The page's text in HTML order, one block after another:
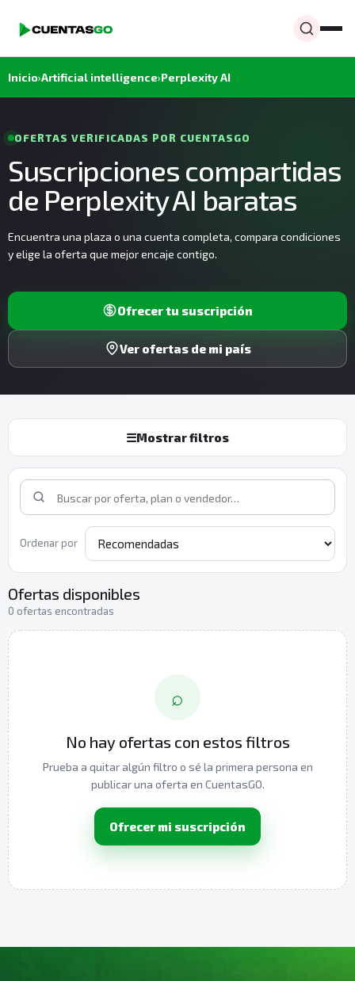
Inicio›Artificial intelligence›Perplexity AI
OFERTAS VERIFICADAS POR CUENTASGO
Suscripciones compartidas
de Perplexity AI baratas
Encuentra una plaza o una cuenta completa, compara condiciones
y elige la oferta que mejor encaje contigo.
Ofrecer tu suscripción
Ver ofertas de mi país
☰Mostrar filtros
Ordenar por
Ofertas disponibles
0 ofertas encontradas
⌕
No hay ofertas con estos filtros
Prueba a quitar algún filtro o sé la primera persona en
publicar una oferta en CuentasGO.
Ofrecer mi suscripción